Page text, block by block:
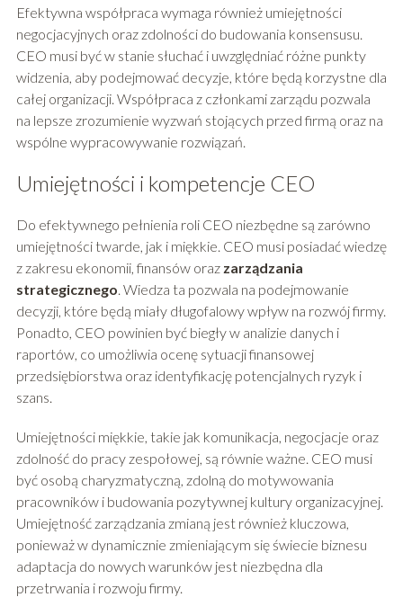
Efektywna współpraca wymaga również umiejętności
negocjacyjnych oraz zdolności do budowania konsensusu.
CEO musi być w stanie słuchać i uwzględniać różne punkty
widzenia, aby podejmować decyzje, które będą korzystne dla
całej organizacji. Współpraca z członkami zarządu pozwala
na lepsze zrozumienie wyzwań stojących przed firmą oraz na
wspólne wypracowywanie rozwiązań.
Umiejętności i kompetencje CEO
Do efektywnego pełnienia roli CEO niezbędne są zarówno
umiejętności twarde, jak i miękkie. CEO musi posiadać wiedzę
z zakresu ekonomii, finansów oraz zarządzania
strategicznego. Wiedza ta pozwala na podejmowanie
decyzji, które będą miały długofalowy wpływ na rozwój firmy.
Ponadto, CEO powinien być biegły w analizie danych i
raportów, co umożliwia ocenę sytuacji finansowej
przedsiębiorstwa oraz identyfikację potencjalnych ryzyk i
szans.
Umiejętności miękkie, takie jak komunikacja, negocjacje oraz
zdolność do pracy zespołowej, są równie ważne. CEO musi
być osobą charyzmatyczną, zdolną do motywowania
pracowników i budowania pozytywnej kultury organizacyjnej.
Umiejętność zarządzania zmianą jest również kluczowa,
ponieważ w dynamicznie zmieniającym się świecie biznesu
adaptacja do nowych warunków jest niezbędna dla
przetrwania i rozwoju firmy.